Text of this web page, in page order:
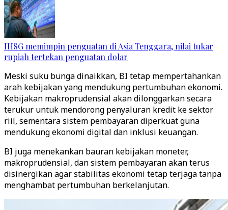
IHSG memimpin penguatan di Asia Tenggara, nilai tukar
rupiah tertekan penguatan dolar
Meski suku bunga dinaikkan, BI tetap mempertahankan
arah kebijakan yang mendukung pertumbuhan ekonomi.
Kebijakan makroprudensial akan dilonggarkan secara
terukur untuk mendorong penyaluran kredit ke sektor
riil, sementara sistem pembayaran diperkuat guna
mendukung ekonomi digital dan inklusi keuangan.
BI juga menekankan bauran kebijakan moneter,
makroprudensial, dan sistem pembayaran akan terus
disinergikan agar stabilitas ekonomi tetap terjaga tanpa
menghambat pertumbuhan berkelanjutan.